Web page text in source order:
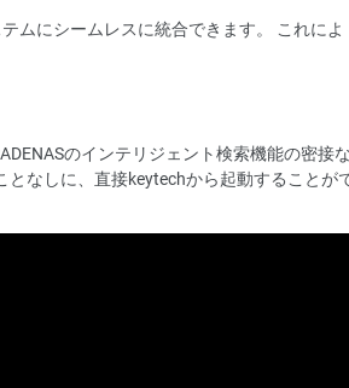
ムにシームレスに統合できます。 これによ
のインテリジェント検索機能の密接
なしに、直接keytechから起動することが